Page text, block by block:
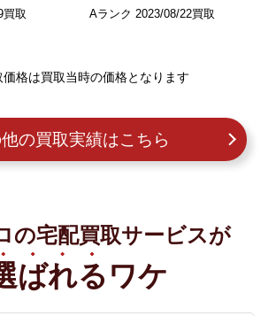
買取 Aランク 2023/08/22買取
格は買取当時の価格となります
の買取実績はこちら
の宅配買取サービスが
ばれる ワケ